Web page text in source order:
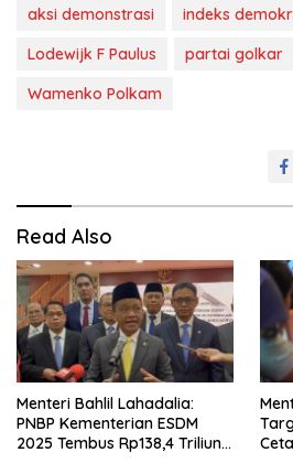
aksi demonstrasi
indeks
Lodewijk F Paulus
partai golkar
Wamenko Polkam
Read Also
Menteri Bahlil Lahadalia:
PNBP Kementerian ESDM
2025 Tembus Rp138,4 Triliun,